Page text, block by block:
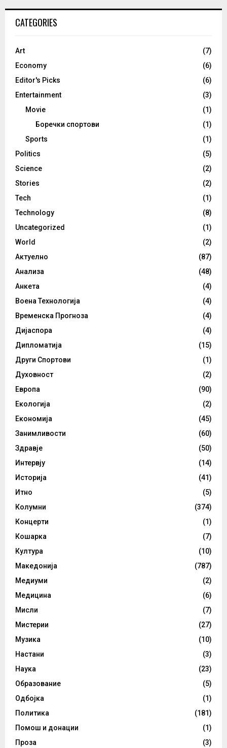
CATEGORIES
Art
(7)
Economy
(6)
Editor's Picks
(6)
Entertainment
(3)
Movie
(1)
Боречки спортови
(1)
Sports
(1)
Politics
(5)
Science
(2)
Stories
(2)
Tech
(1)
Technology
(8)
Uncategorized
(1)
World
(2)
Актуелно
(87)
Анализа
(48)
Анкета
(4)
Воена Технологија
(4)
Временска Прогноза
(4)
Дијаспора
(4)
Дипломатија
(15)
Други Спортови
(1)
Духовност
(2)
Европа
(90)
Екологија
(2)
Економија
(45)
Занимливости
(60)
Здравје
(50)
Интервју
(14)
Историја
(41)
Итно
(5)
Колумни
(374)
Концерти
(1)
Кошарка
(7)
Култура
(10)
Македонија
(787)
Медиуми
(2)
Медицина
(6)
Мисли
(7)
Мистерии
(27)
Музика
(10)
Настани
(3)
Наука
(23)
Образование
(5)
Одбојка
(1)
Политика
(181)
Помош и донации
(1)
Проза
(3)